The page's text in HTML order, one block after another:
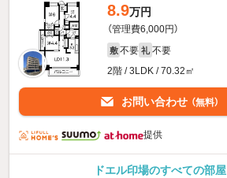
8.9万円
（管理費6,000円）
敷 不要 礼 不要
2階 / 3LDK / 70.32㎡
お問い合わせ （無料）
提供
ドエル印場のすべての部